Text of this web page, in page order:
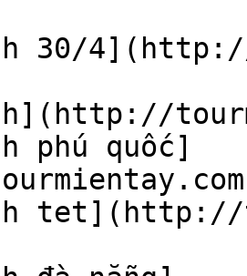
30/4](http://
phú quốc]
tet](http://